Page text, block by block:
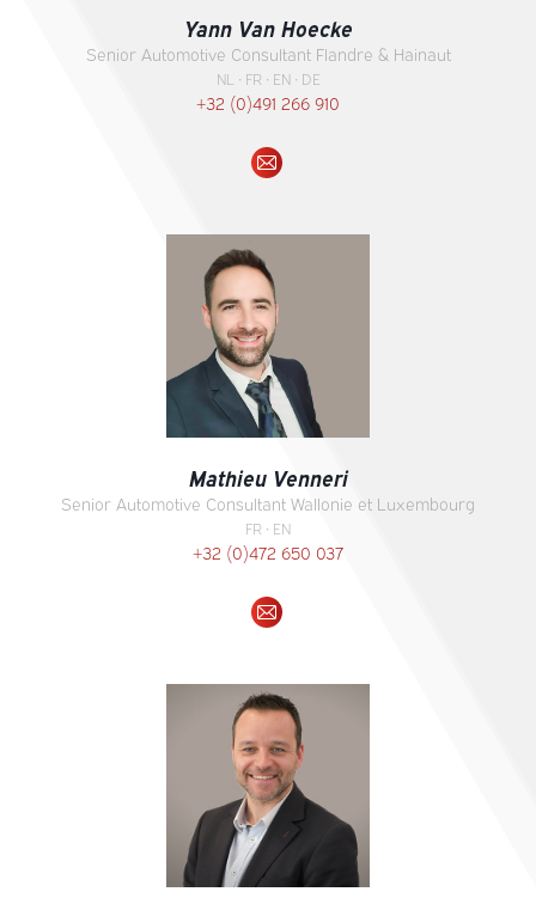
Yann Van Hoecke
Senior Automotive Consultant Flandre & Hainaut
NL • FR • EN • DE
+32 (0)491 266 910
E-
Mathieu Venneri
Senior Automotive Consultant Wallonie et Luxembourg
FR • EN
+32 (0)472 650 037
E-